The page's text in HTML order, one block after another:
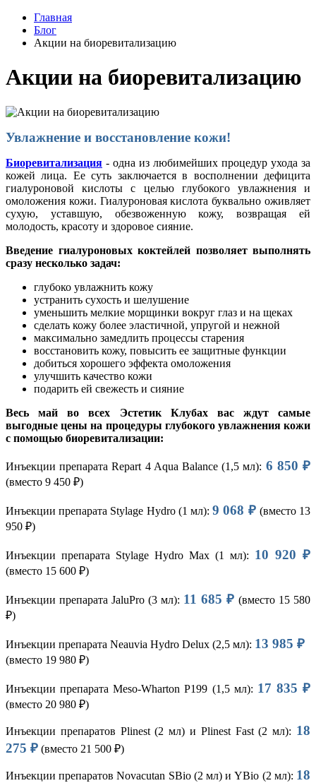
Главная
Блог
Акции на биоревитализацию
Акции на биоревитализацию
Увлажнение и восстановление кожи!
Биоревитализация - одна из любимейших процедур ухода за
кожей лица. Ее суть заключается в восполнении дефицита
гиалуроновой кислоты с целью глубокого увлажнения и
омоложения кожи. Гиалуроновая кислота буквально оживляет
сухую, уставшую, обезвоженную кожу, возвращая ей
молодость, красоту и здоровое сияние.
Введение гиалуроновых коктейлей позволяет выполнять
сразу несколько задач:
глубоко увлажнить кожу
устранить сухость и шелушение
уменьшить мелкие морщинки вокруг глаз и на щеках
сделать кожу более эластичной, упругой и нежной
максимально замедлить процессы старения
восстановить кожу, повысить ее защитные функции
добиться хорошего эффекта омоложения
улучшить качество кожи
подарить ей свежесть и сияние
Весь май во всех Эстетик Клубах вас ждут самые
выгодные цены на процедуры глубокого увлажнения кожи
с помощью биоревитализации:
Инъекции препарата Repart 4 Aqua Balance (1,5 мл): 6 850 ₽
(вместо 9 450 ₽)
Инъекции препарата Stylage Hydro (1 мл):9 068 ₽ (вместо 13
950 ₽)
Инъекции препарата Stylage Hydro Max (1 мл): 10 920 ₽
(вместо 15 600 ₽)
Инъекции препарата JaluPro (3 мл): 11 685 ₽ (вместо 15 580
₽)
Инъекции препарата Neauvia Hydro Delux (2,5 мл): 13 985 ₽
(вместо 19 980 ₽)
Инъекции препарата Meso-Wharton P199 (1,5 мл): 17 835 ₽
(вместо 20 980 ₽)
Инъекции препаратов Plinest (2 мл) и Plinest Fast (2 мл): 18
275 ₽ (вместо 21 500 ₽)
Инъекции препаратов Novacutan SBio (2 мл) и YBio (2 мл): 18